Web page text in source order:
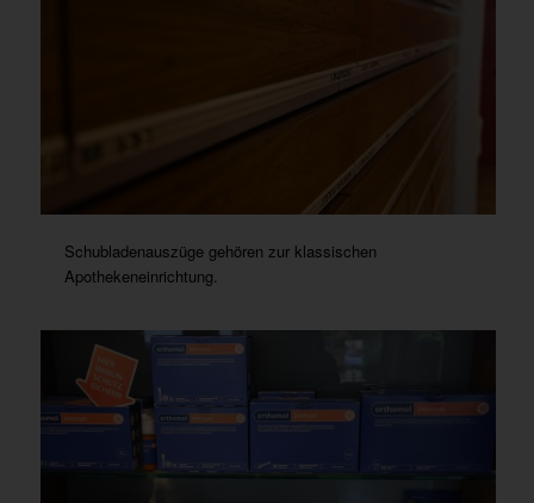
Schubladenauszüge gehören zur klassischen
Apothekeneinrichtung.